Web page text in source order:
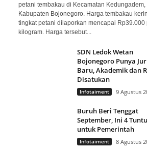
petani tembakau di Kecamatan Kedungadem,
Kabupaten Bojonegoro. Harga tembakau
tingkat petani dilaporkan mencapai Rp39.000
kilogram. Harga tersebut...
SDN Ledok Wetan
Bojonegoro Punya
Baru, Akademik dan
Disatukan
Infotaiment 9 Agustus
Buruh Beri Tenggat
September, Ini 4
untuk Pemerintah
Infotaiment 8 Agustus